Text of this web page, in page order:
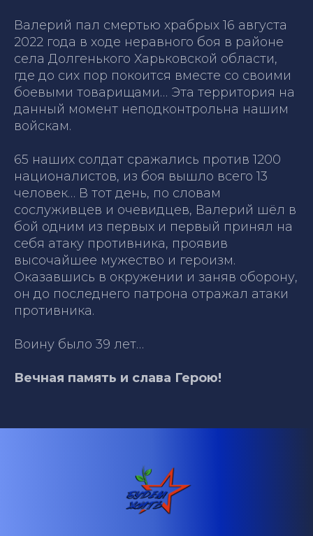
Валерий пал смертью храбрых 16 августа
2022 года в ходе неравного боя в районе
села Долгенького Харьковской области,
где до сих пор покоится вместе со своими
боевыми товарищами… Эта территория на
данный момент неподконтрольна нашим
войскам.
65 наших солдат сражались против 1200
националистов, из боя вышло всего 13
человек… В тот день, по словам
сослуживцев и очевидцев, Валерий шёл в
бой одним из первых и первый принял на
себя атаку противника, проявив
высочайшее мужество и героизм.
Оказавшись в окружении и заняв оборону,
он до последнего патрона отражал атаки
противника.
Воину было 39 лет…
Вечная память и слава Герою!